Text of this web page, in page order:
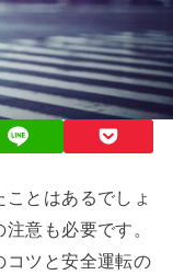
とはあるでしょ
意も必要です。
コツと安全運転の